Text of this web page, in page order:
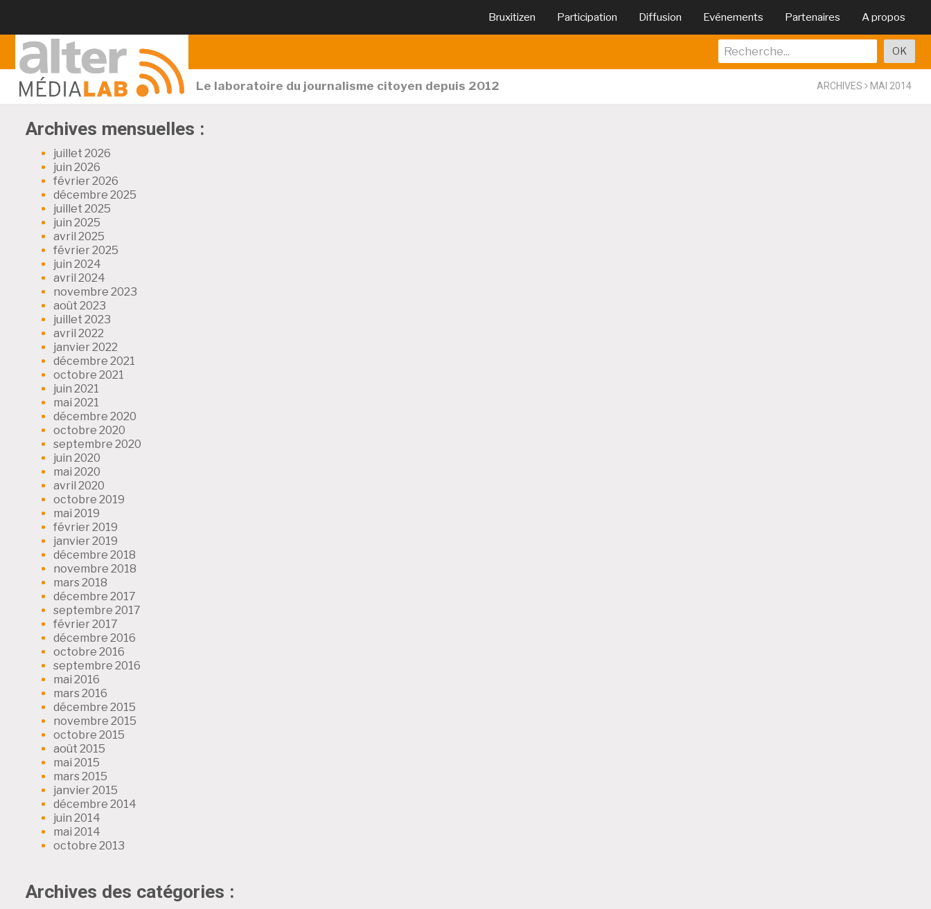
Bruxitizen Participation Diffusion Evénements Partenaires A propos
Le laboratoire du journalisme citoyen depuis 2012 ARCHIVES MAI 2014
Archives mensuelles :
juillet 2026
juin 2026
février 2026
décembre 2025
juillet 2025
juin 2025
avril 2025
février 2025
juin 2024
avril 2024
novembre 2023
août 2023
juillet 2023
avril 2022
janvier 2022
décembre 2021
octobre 2021
juin 2021
mai 2021
décembre 2020
octobre 2020
septembre 2020
juin 2020
mai 2020
avril 2020
octobre 2019
mai 2019
février 2019
janvier 2019
décembre 2018
novembre 2018
mars 2018
décembre 2017
septembre 2017
février 2017
décembre 2016
octobre 2016
septembre 2016
mai 2016
mars 2016
décembre 2015
novembre 2015
octobre 2015
août 2015
mai 2015
mars 2015
janvier 2015
décembre 2014
juin 2014
mai 2014
octobre 2013
Archives des catégories :